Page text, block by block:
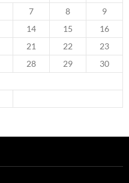
7 8
9
14 15
16
21 22
23
28 29
30